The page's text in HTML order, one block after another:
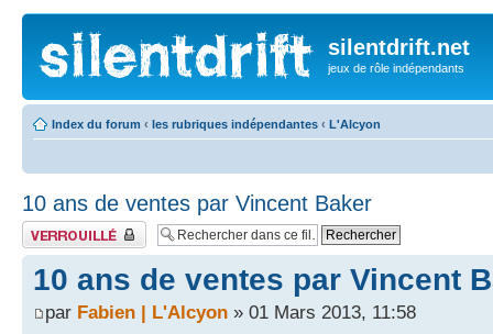
silentdrift.net
jeux de rôle indépendants
Index du forum ‹ les rubriques indépendantes ‹ L'Alcyon
10 ans de ventes par Vincent Baker
Fil verrouillé
10 ans de ventes par Vincent
par Fabien | L'Alcyon » 01 Mars 2013, 11:58